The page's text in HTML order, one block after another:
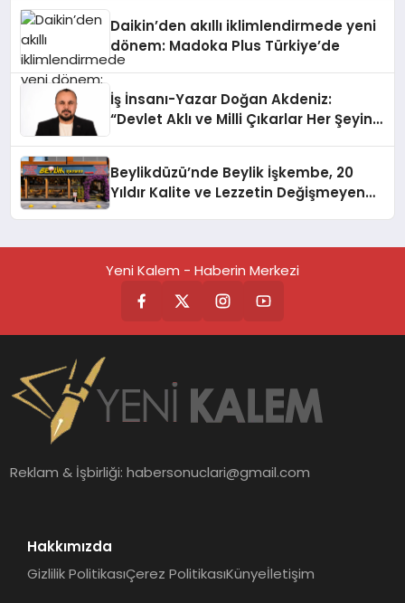
Daikin’den akıllı iklimlendirmede yeni
dönem: Madoka Plus Türkiye’de
İş İnsanı-Yazar Doğan Akdeniz:
“Devlet Aklı ve Milli Çıkarlar Her Şeyin
Beylikdüzü’nde Beylik İşkembe, 20
Yıldır Kalite ve Lezzetin Değişmeyen
Yeni Kalem - Haberin Merkezi
Reklam & İşbirliği:habersonuclari@gmail.com
Hakkımızda
Gizlilik PolitikasıÇerez PolitikasıKünyeİletişim